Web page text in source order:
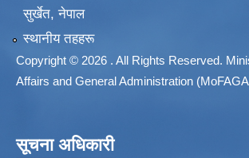
सुर्खेत, नेपाल
स्थानीय तहहरू
Copyright © 2026 . All Rights Reserved.
Affairs and General Administration
सूचना अधिकारी